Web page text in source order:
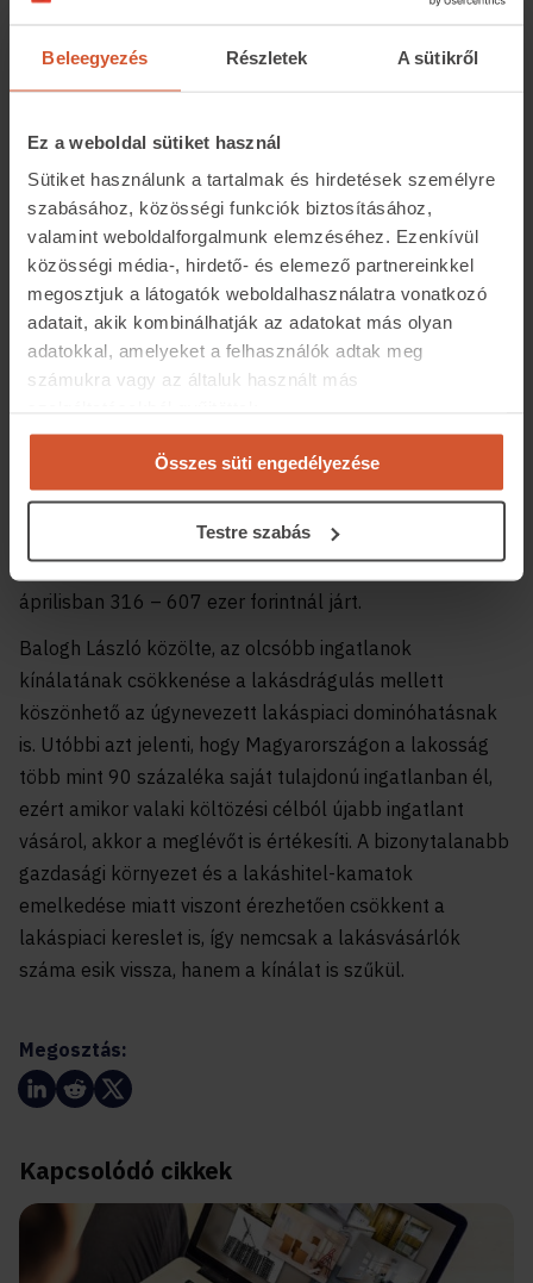
Beleegyezés Részletek A sütikről
Ez a weboldal sütiket használ
Sütiket használunk a tartalmak és hirdetések személyre
szabásához, közösségi funkciók biztosításához,
valamint weboldalforgalmunk elemzéséhez. Ezenkívül
közösségi média-, hirdető- és elemező partnereinkkel
megosztjuk a látogatók weboldalhasználatra vonatkozó
adatait, akik kombinálhatják az adatokat más olyan
adatokkal, amelyeket a felhasználók adtak meg
számukra vagy az általuk használt más
Összes süti engedélyezése
Testre szabás
legnagyobb kínálattal rendelkező városait nézve a 25
millió forintnál olcsóbb lakóingatlanok részesedése
Hévízen 1 százalékos,
Keszthelyen 3,6 százalékos,
Nagykanizsán 40 százalékos,
Zalakaroson 14 százalékos volt.
A 25 millió forint alatti lakóingatlanok mellett az
ingatlan.com elemzéséből kiderül továbbá, hogy a
szóban forgó városokban eladásra kínált valamennyi új
és használt lakóingatlan átlagos négyzetméterára
áprilisban 316 – 607 ezer forintnál járt.
Balogh László közölte, az olcsóbb ingatlanok
kínálatának csökkenése a lakásdrágulás mellett
köszönhető az úgynevezett lakáspiaci dominóhatásnak
is. Utóbbi azt jelenti, hogy Magyarországon a lakosság
több mint 90 százaléka saját tulajdonú ingatlanban él,
ezért amikor valaki költözési célból újabb ingatlant
vásárol, akkor a meglévőt is értékesíti. A bizonytalanabb
gazdasági környezet és a lakáshitel-kamatok
emelkedése miatt viszont érezhetően csökkent a
lakáspiaci kereslet is, így nemcsak a lakásvásárlók
száma esik vissza, hanem a kínálat is szűkül.
Megosztás:
Kapcsolódó cikkek